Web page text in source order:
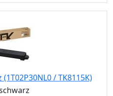
/ TK8115K)